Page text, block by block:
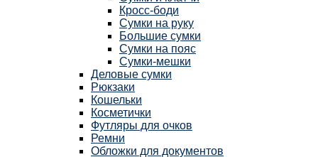
Кросс-боди
Сумки на руку
Большие сумки
Сумки на пояс
Сумки-мешки
Деловые сумки
Рюкзаки
Кошельки
Косметички
Футляры для очков
Ремни
Обложки для документов